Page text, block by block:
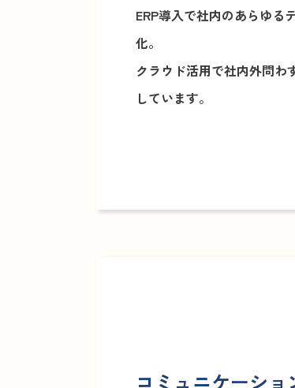
ERP導入で社内のあらゆる
化。
クラウド活用で社内外問わ
しています。
コミュニケーシ